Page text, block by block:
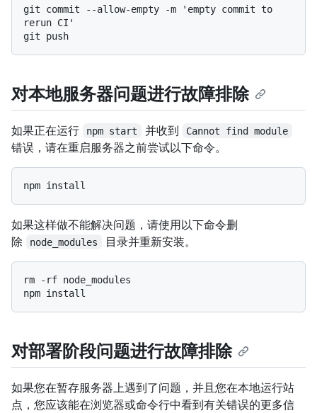
git commit --allow-empty -m 'empty commit to
rerun CI'
对本地服务器问题进行故障排除
如果正在运行 npm start 并收到 Cannot find module
错误，请在重启服务器之前尝试以下命令。
如果这样做不能解决问题，请使用以下命令删
除
node_modules 目录并重新安装。
rm -rf node_modules
对部署阶段问题进行故障排除
如果您在暂存服务器上遇到了问题，并且您在本地运行站
点，您应该能在浏览器或命令行中看到有关错误的更多信